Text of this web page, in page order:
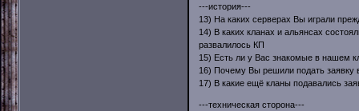
---история---
13) На каких серверах Вы играли
14) В каких кланах и альянсах
развалилось КП
15) Есть ли у Вас знакомые в нашем
16) Почему Вы решили подать заявку
17) В какие ещё кланы подавались
---техническая сторона---